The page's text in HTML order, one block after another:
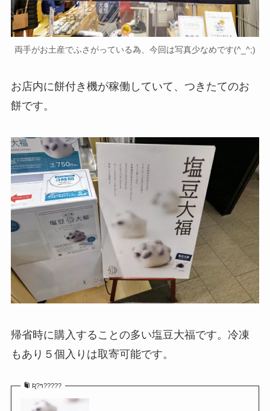
両手がお土産でふさがっている為、今回は写真少なめです(^_^;)
お店内に餅付き機が稼働していて、つきたてのお
餅です。
帰省時に購入することの多い塩豆大福です。冷凍
もあり５個入りは取寄可能です。
Ʀ?ߤ?????